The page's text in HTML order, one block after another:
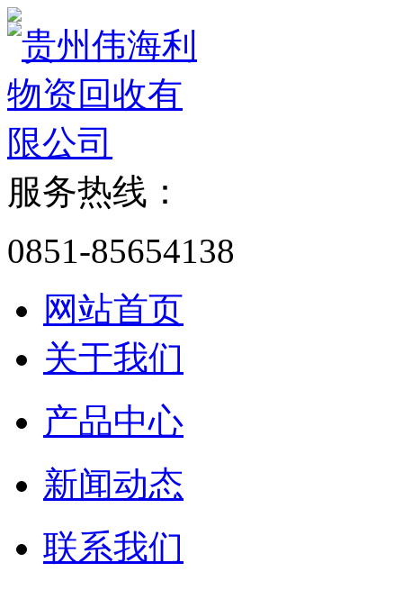
服务热线：
0851-85654138
网站首页
关于我们
产品中心
新闻动态
联系我们